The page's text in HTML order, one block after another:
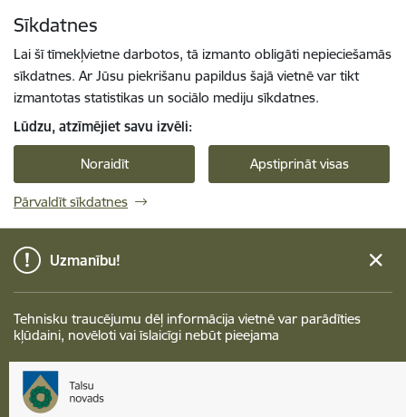
Sīkdatnes
Lai šī tīmekļvietne darbotos, tā izmanto obligāti nepieciešamās
sīkdatnes. Ar Jūsu piekrišanu papildus šajā vietnē var tikt
izmantotas statistikas un sociālo mediju sīkdatnes.
Lūdzu, atzīmējiet savu izvēli:
Noraidīt Apstiprināt visas
Pārvaldīt sīkdatnes
Uzmanību!
Tehnisku traucējumu dēļ informācija vietnē var parādīties
kļūdaini, novēloti vai īslaicīgi nebūt pieejama